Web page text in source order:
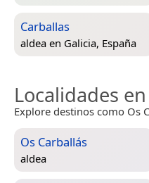
Carballas
aldea en Galicia, España
Localidades
Explore destinos como Os
Os Carballás
aldea